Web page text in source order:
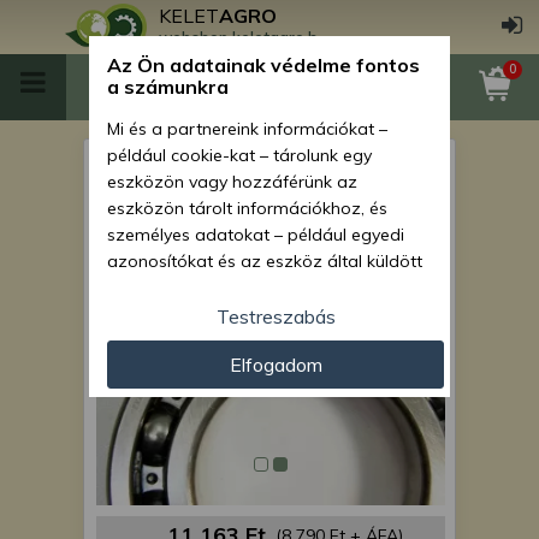
KELETAGRO
webshop.keletagro.hu
0
6217 (217) csapágy (MTZ
hátsó féltengely) prémium
Az Ön adatainak védelme fontos
a számunkra
Mi és a partnereink információkat –
például cookie-kat – tárolunk egy
eszközön vagy hozzáférünk az
eszközön tárolt információkhoz, és
személyes adatokat – például egyedi
azonosítókat és az eszköz által küldött
személyre szabott hirdetések és
tartalom nyújtásához, hirdetés- és
tartalomméréshez, nézettségi adatok
gyűjtéséhez, valamint termékek
kifejlesztéséhez és a termékek
javításához. Az Ön engedélyével mi és a
partnereink eszközleolvasásos
módszerrel szerzett pontos geolokációs
adatokat és azonosítási információkat
Testreszabás
Elfogadom